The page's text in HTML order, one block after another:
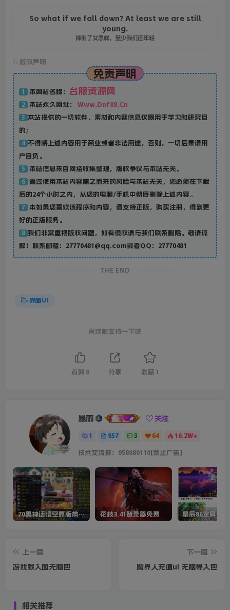
So what if we fall down? At least we are still
young.
摔倒了又怎样，至少我们还年轻
版权声明
免责声明
1 本网站名称： 台服资源网
2 本站永久网址： Www.Dnf88.Cn
3 本站提供的一切软件、素材和内容信息仅限用于学习和研究目
的；
4 不得将上述内容用于商业或者非法用途，否则，一切后果请用
户自负。
5 本站信息来自网络收集整理，版权争议与本站无关。
6
通过使用本站内容随之而来的风险与本站无关，您必须在下载
后的24个小时之内，从您的电脑/手机中彻底删除上述内容。
7
本如果您喜欢该程序和内容，请支持正版，购买注册，得到更
好的正版服务。
8 我们非常重视版权问题，如有侵权请与我们联系删除。敬请谅
解！联系邮箱：27770481@qq.com或者QQ：27770481
THE END
界面UI
喜欢就支持一下吧
点赞 8 分享 收藏 1
暴雨 关注
1 957 3 64 16.2W+
技术交流群：958080110[禁止广告]
70黑神话悟空原版带cdk等全套文件 花枝3.41登录器免费 星辰86宽屏全套
上一篇
游戏载入图无脑包
下一篇
魔界人充值ui 无脑导入包
相关推荐